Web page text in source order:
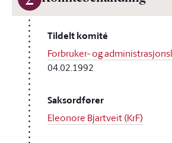
Tildelt komité
Forbruker- og
04.02.1992
Saksordfører
Eleonore Bjartveit (KrF)